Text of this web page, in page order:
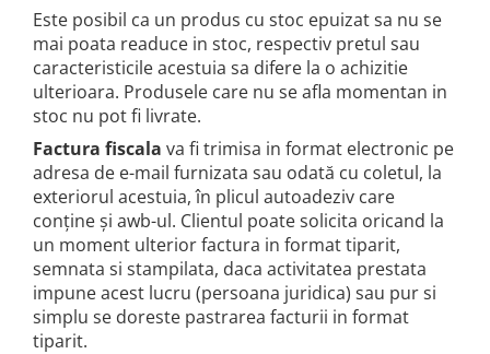
Este posibil ca un produs cu stoc epuizat sa nu se
mai poata readuce in stoc, respectiv pretul sau
caracteristicile acestuia sa difere la o achizitie
ulterioara. Produsele care nu se afla momentan in
stoc nu pot fi livrate.
Factura fiscala va fi trimisa in format electronic pe
adresa de e-mail furnizata sau odată cu coletul, la
exteriorul acestuia, în plicul autoadeziv care
conține și awb-ul. Clientul poate solicita oricand la
un moment ulterior factura in format tiparit,
semnata si stampilata, daca activitatea prestata
impune acest lucru (persoana juridica) sau pur si
simplu se doreste pastrarea facturii in format
tiparit.